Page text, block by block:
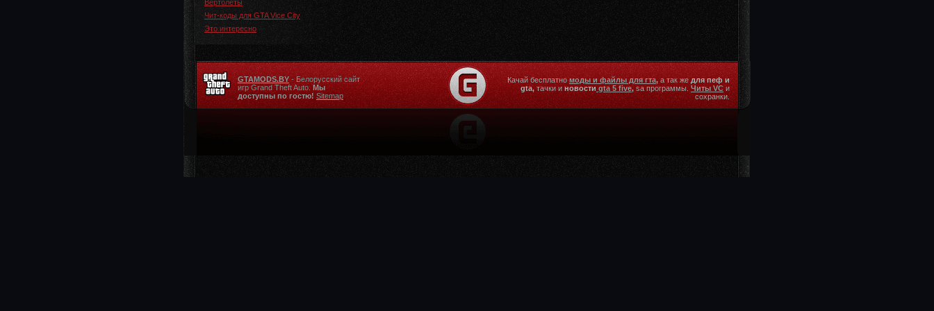
Вертолеты
Чит-коды для GTA Vice City
Это интересно
GTAMODS.BY - Белорусский сайт
игр Grand Theft Auto. Мы
доступны по гостю! Sitemap
Качай бесплатномоды и файлы для гта, а так же для пеф и
gta,тачки и новостиgta 5 five, sa программы.Читы VCи
сохранки.